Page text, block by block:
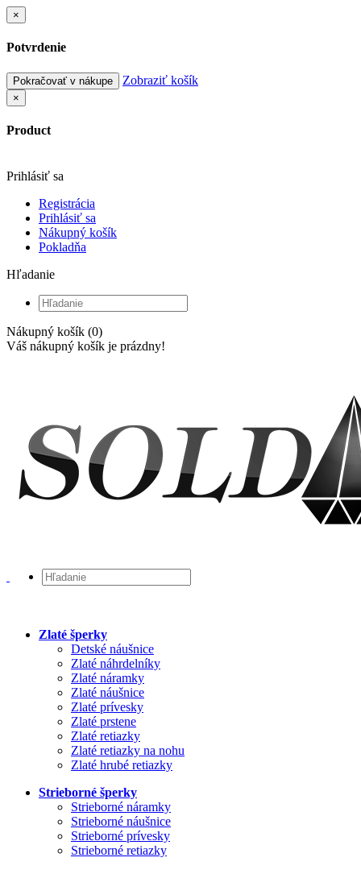
×
Potvrdenie
Pokračovať v nákupe Zobraziť košík
×
Product
Prihlásiť sa
Registrácia
Prihlásiť sa
Nákupný košík
Pokladňa
Hľadanie
Nákupný košík (0)
Váš nákupný košík je prázdny!
Zlaté šperky
Detské náušnice
Zlaté náhrdelníky
Zlaté náramky
Zlaté náušnice
Zlaté prívesky
Zlaté prstene
Zlaté retiazky
Zlaté retiazky na nohu
Zlaté hrubé retiazky
Strieborné šperky
Strieborné náramky
Strieborné náušnice
Strieborné prívesky
Strieborné retiazky